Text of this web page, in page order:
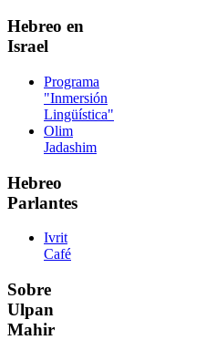
Hebreo en
Israel
Programa
"Inmersión
Lingüística"
Olim
Jadashim
Hebreo
Parlantes
Ivrit
Café
Sobre
Ulpan
Mahir